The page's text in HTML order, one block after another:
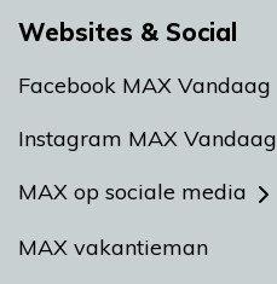
Websites & Social
Facebook MAX Vandaag
Instagram MAX Vandaag
MAX op sociale media
MAX vakantieman